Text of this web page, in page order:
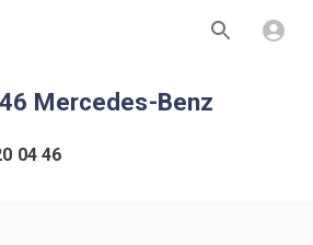
Mercedes-Benz
04 46